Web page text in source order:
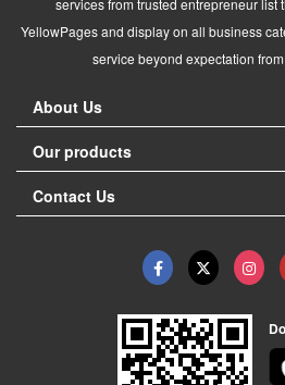
YellowPages and display on all business
service beyond expectation
About Us
Our products
Contact Us